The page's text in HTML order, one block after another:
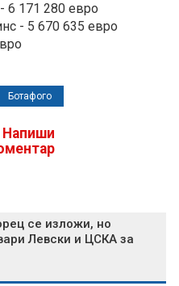
6 171 280 евро
- 5 670 635 евро
Ботафого
Напиши
се изложи, но
Левски и ЦСКА за